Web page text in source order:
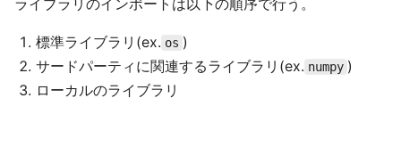
ライブラリのインポートは以下の順序で行う。
標準ライブラリ(ex. os )
サードパーティに関連するライブラリ(ex. numpy )
ローカルのライブラリ